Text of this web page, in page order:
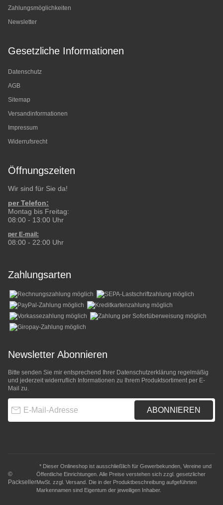
Zahlungsmöglichkeiten
Newsletter
Gesetzliche Informationen
Datenschutz
AGB
Sitemap
Versandinformationen
Impressum
Widerrufsrecht
Öffnungszeiten
Wir sind für Sie da!
per Telefon:
Montag bis Freitag:
08:00 - 13:00 Uhr
per E-mail:
08:00 - 22:00 Uhr
Zahlungsarten
Newsletter Abonnieren
Bitte senden Sie mir entsprechend Ihrer Datenschutzerklärung regelmäßig
und jederzeit widerruflich Informationen zu Ihrem Produktsortiment per E-
Mail zu.
ABONNIEREN
©
Packseller
* Dieser Onlineshop ist ausschließlich für Gewerbekunden, Vereine und
Öffentliche Einrichtungen. Alle Preise verstehen sich zzgl. gesetzlicher
MwSt. zzgl. Versand . Die in der Produktbeschreibung aufgeführten
Markennamen sind Eigentum der jeweiligen Inhaber.